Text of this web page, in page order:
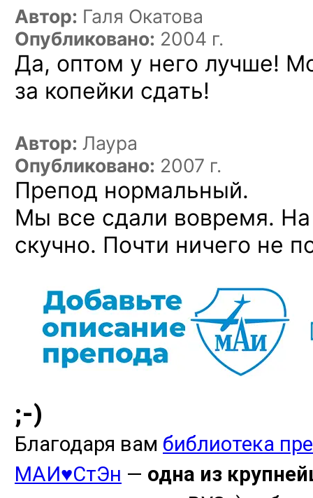
Автор: Галя Окатова
Опубликовано: 2004 г.
Да, оптом у него лучше!
за копейки сдать!
Автор: Лаура
Опубликовано: 2007 г.
Препод нормальный.
Мы все сдали вовремя. На
скучно. Почти ничего не